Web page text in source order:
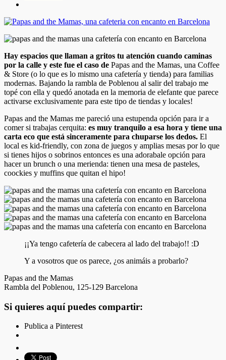
Hay espacios que llaman a gritos tu atención cuando caminas
por la calle y este fue el caso de Papas and the Mamas, una Coffee
& Store (o lo que es lo mismo una cafetería y tienda) para familias
modernas. Bajando la rambla de Poblenou al salir del trabajo me
topé con ella y quedó anotada en la memoria de elefante que parece
activarse exclusivamente para este tipo de tiendas y locales!
Papas and the Mamas me pareció una estupenda opción para ir a
comer si trabajas cerquita: es muy tranquilo a esa hora y tiene una
carta eco que está sinceramente para chuparse los dedos. El
local es kid-friendly, con zona de juegos y amplias mesas por lo que
si tienes hijos o sobrinos entonces es una adorabale opción para
hacer un brunch o una merienda: tienen una mesa de pasteles,
coockies y muffins que quitan el hipo!
¡¡Ya tengo cafetería de cabecera al lado del trabajo!! :D
Y a vosotros que os parece, ¿os animáis a probarlo?
Papas and the Mamas
Rambla del Poblenou, 125-129 Barcelona
Si quieres aquí puedes compartir:
Publica a Pinterest